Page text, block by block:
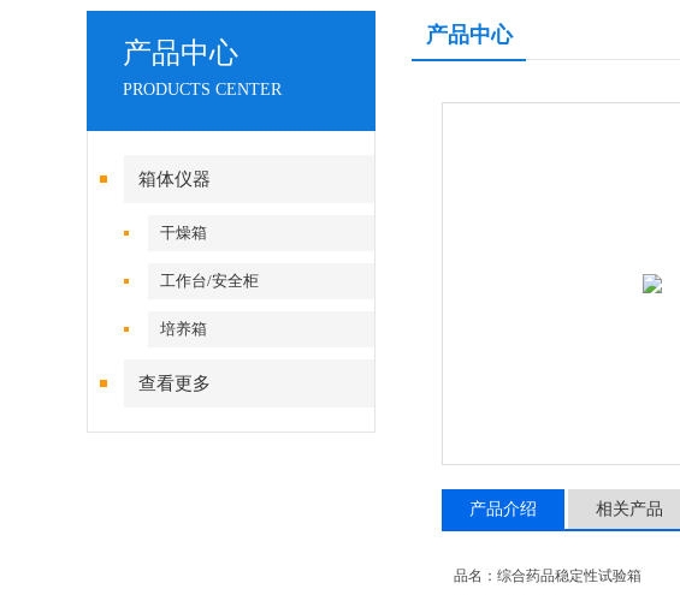
产品中心
PRODUCTS CENTER
箱体仪器
干燥箱
工作台/安全柜
培养箱
查看更多
产品中心
产品介绍 相关产品
品名：综合药品稳定性试验箱